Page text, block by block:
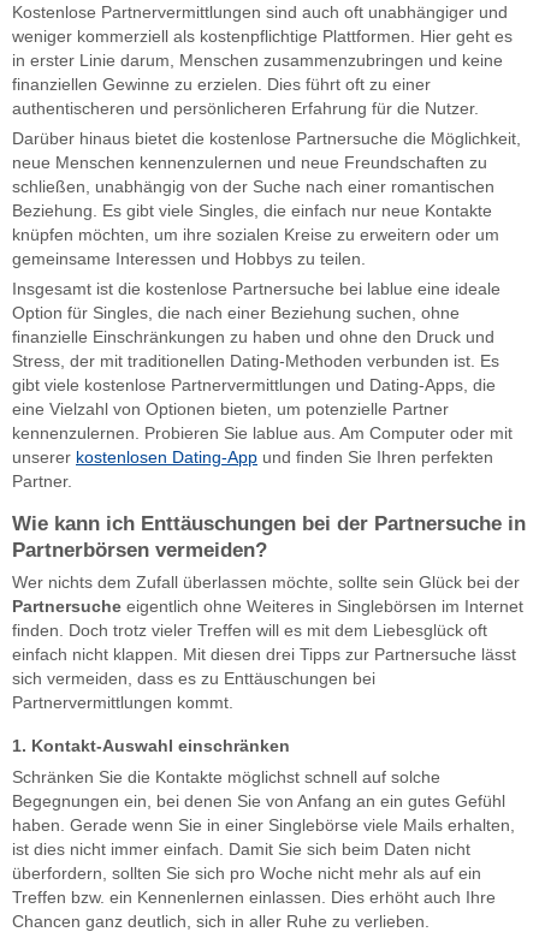
Kostenlose Partnervermittlungen sind auch oft unabhängiger und
weniger kommerziell als kostenpflichtige Plattformen. Hier geht es
in erster Linie darum, Menschen zusammenzubringen und keine
finanziellen Gewinne zu erzielen. Dies führt oft zu einer
authentischeren und persönlicheren Erfahrung für die Nutzer.
Darüber hinaus bietet die kostenlose Partnersuche die Möglichkeit,
neue Menschen kennenzulernen und neue Freundschaften zu
schließen, unabhängig von der Suche nach einer romantischen
Beziehung. Es gibt viele Singles, die einfach nur neue Kontakte
knüpfen möchten, um ihre sozialen Kreise zu erweitern oder um
gemeinsame Interessen und Hobbys zu teilen.
Insgesamt ist die kostenlose Partnersuche bei lablue eine ideale
Option für Singles, die nach einer Beziehung suchen, ohne
finanzielle Einschränkungen zu haben und ohne den Druck und
Stress, der mit traditionellen Dating-Methoden verbunden ist. Es
gibt viele kostenlose Partnervermittlungen und Dating-Apps, die
eine Vielzahl von Optionen bieten, um potenzielle Partner
kennenzulernen. Probieren Sie lablue aus. Am Computer oder mit
unserer kostenlosen Dating-App und finden Sie Ihren perfekten
Partner.
Wie kann ich Enttäuschungen bei der Partnersuche in
Partnerbörsen vermeiden?
Wer nichts dem Zufall überlassen möchte, sollte sein Glück bei der
Partnersuche eigentlich ohne Weiteres in Singlebörsen im Internet
finden. Doch trotz vieler Treffen will es mit dem Liebesglück oft
einfach nicht klappen. Mit diesen drei Tipps zur Partnersuche lässt
sich vermeiden, dass es zu Enttäuschungen bei
Partnervermittlungen kommt.
1. Kontakt-Auswahl einschränken
Schränken Sie die Kontakte möglichst schnell auf solche
Begegnungen ein, bei denen Sie von Anfang an ein gutes Gefühl
haben. Gerade wenn Sie in einer Singlebörse viele Mails erhalten,
ist dies nicht immer einfach. Damit Sie sich beim Daten nicht
überfordern, sollten Sie sich pro Woche nicht mehr als auf ein
Treffen bzw. ein Kennenlernen einlassen. Dies erhöht auch Ihre
Chancen ganz deutlich, sich in aller Ruhe zu verlieben.